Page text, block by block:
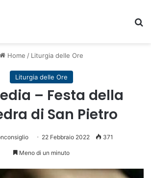
Home / Liturgia delle Ore
Liturgia delle Ore
– Festa della
di San Pietro
22 Febbraio 2022 371
Meno di un minuto